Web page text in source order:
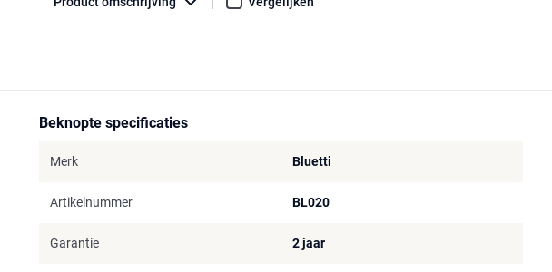
Beknopte specificaties
Merk Bluetti
Artikelnummer BL020
Garantie 2 jaar